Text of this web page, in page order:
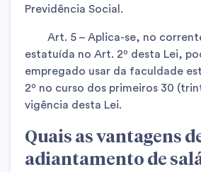
Previdência Social.
Art. 5 – Aplica-se, no
estatuída no Art. 2º desta Lei,
empregado usar da faculdade
2º no curso dos primeiros 30
vigência desta Lei.
Quais as vantagens
adiantamento de